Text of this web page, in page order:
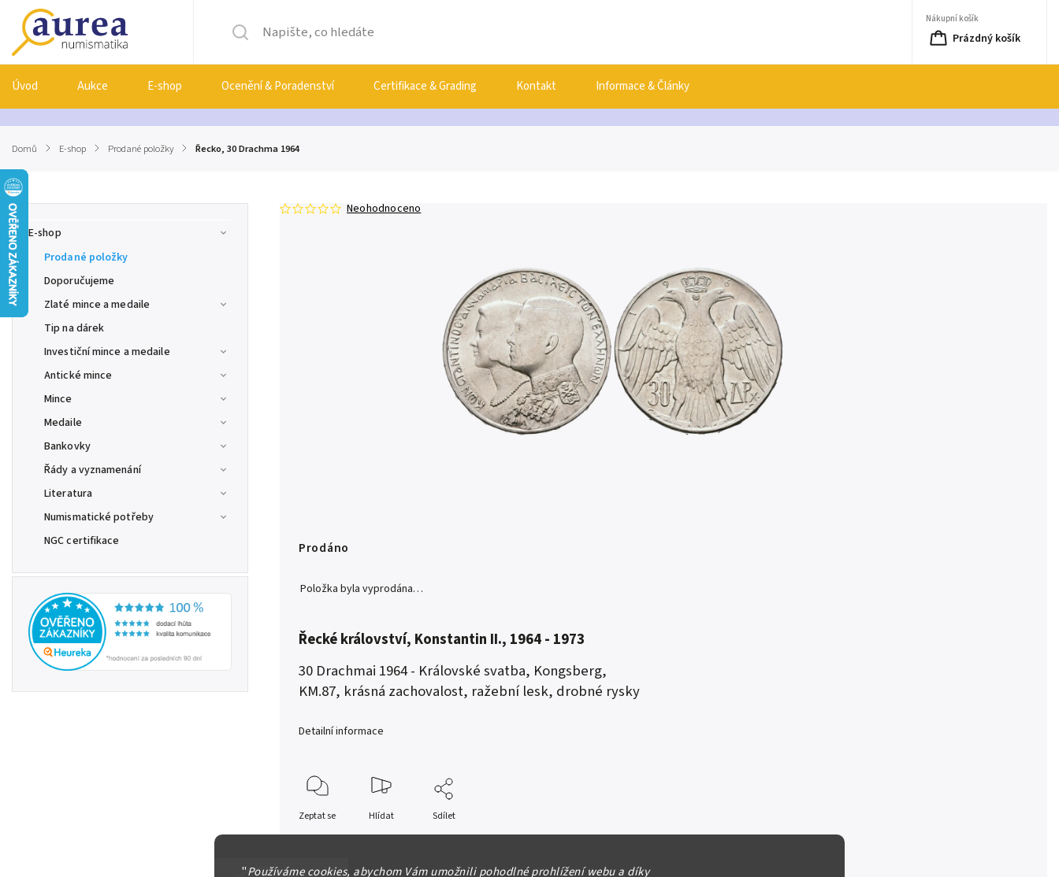
"Používáme cookies, abychom Vám umožnili pohodlné prohlížení webu a díky
Nákupní košík
Prázdný košík
Úvod Aukce E-shop Ocenění & Poradenství Certifikace & Grading Kontakt Informace & Články
Domů / E-shop / Prodané položky / Řecko, 30 Drachma 1964
E-shop
Prodané položky
Doporučujeme
Zlaté mince a medaile
Tip na dárek
Investiční mince a medaile
Antické mince
Mince
Medaile
Bankovky
Řády a vyznamenání
Literatura
Numismatické potřeby
NGC certifikace
Neohodnoceno
400 Kč
Prodáno
Položka byla vyprodána…
Řecké království, Konstantin II., 1964 - 1973
30 Drachmai 1964 - Královské svatba, Kongsberg,
KM.87, krásná zachovalost, ražební lesk, drobné rysky
Detailní informace
Zeptat se Hlídat Sdílet